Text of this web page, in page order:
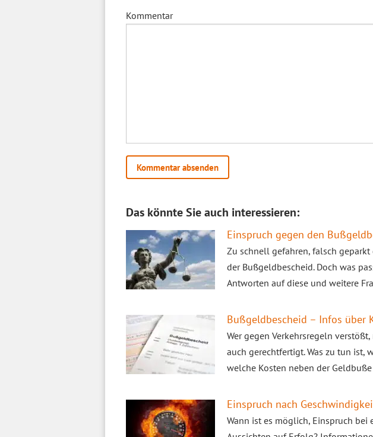
Kommentar
Das könnte Sie auch interessieren:
Einspruch gegen den
Zu schnell gefahren, falsch
der Bußgeldbescheid. Doch was
Antworten auf diese und weitere
Bußgeldbescheid – Infos über
Wer gegen Verkehrsregeln
auch gerechtfertigt. Was zu tun ist,
welche Kosten neben der
Einspruch nach
Wann ist es möglich, Einspruch